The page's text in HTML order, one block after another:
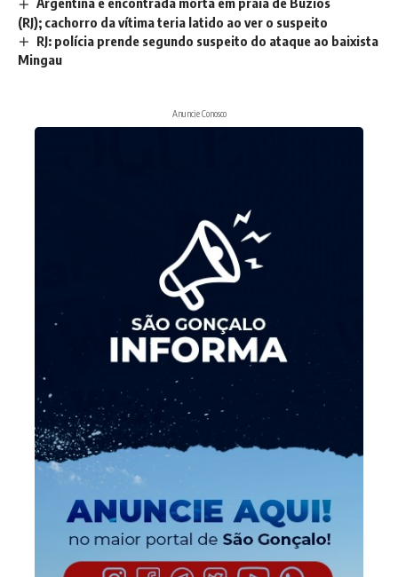
(RJ); cachorro da vítima teria latido ao ver o suspeito
RJ: polícia prende segundo suspeito do ataque ao baixista
Mingau
Anuncie Conosco